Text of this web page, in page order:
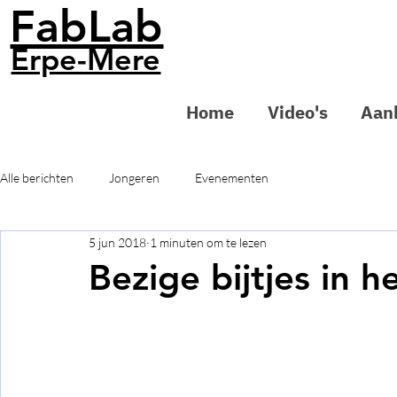
FabLab
Erpe-Mere
Home Video's
Alle berichten Jongeren Evenementen
Bezige bijtjes in
5 jun 2018 1 minuten om te lezen